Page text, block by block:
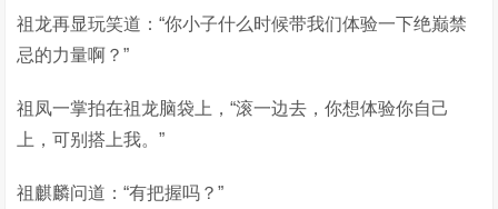
祖龙再显玩笑道：“你小子什么时候带我们体验一下绝巅禁
忌的力量啊？”
祖凤一掌拍在祖龙脑袋上，“滚一边去，你想体验你自己
上，可别搭上我。”
祖麒麟问道：“有把握吗？”